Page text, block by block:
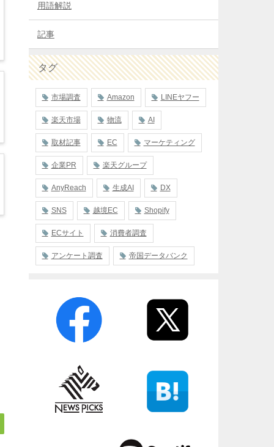
用語解説
記事
タグ
市場調査 Amazon LINEヤフー
楽天市場 物流 AI
取材記事 EC マーケティング
企業PR 楽天グループ
AnyReach 生成AI DX
SNS 越境EC Shopify
ECサイト 消費者調査
アンケート調査 帝国データバンク